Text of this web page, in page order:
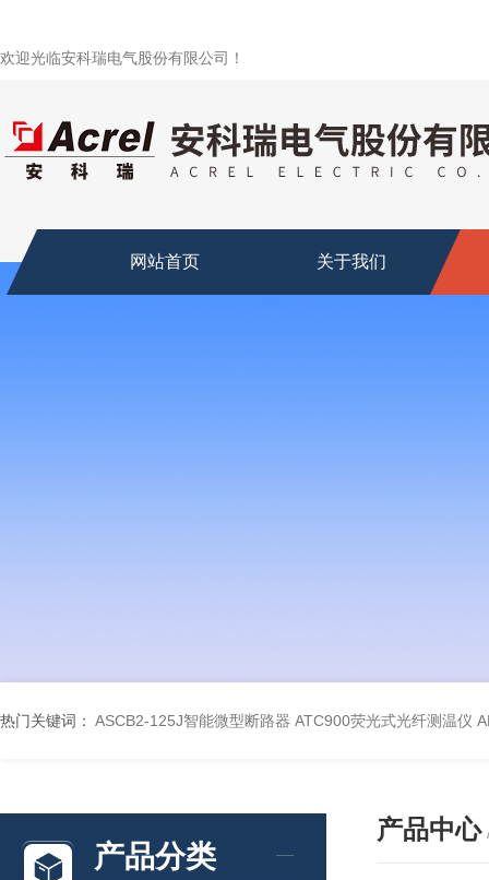
欢迎光临安科瑞电气股份有限公司！
网站首页 关于我们
热门关键词： ASCB2-125J智能微型断路器 ATC900荧光式光纤测温仪
产品分类
产品中心